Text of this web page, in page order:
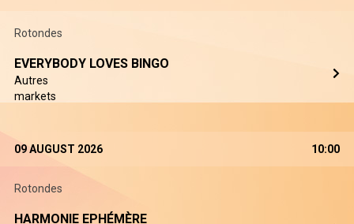
Rotondes
EVERYBODY LOVES BINGO
Autres
markets
09 AUGUST 2026 10:00
Rotondes
HARMONIE EPHÉMÈRE